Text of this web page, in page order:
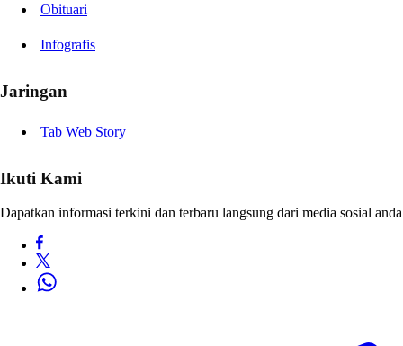
Obituari
Infografis
Jaringan
Tab Web Story
Ikuti Kami
Dapatkan informasi terkini dan terbaru langsung dari media sosial anda